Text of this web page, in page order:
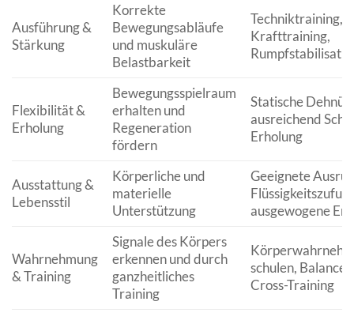
Ausführung &
Stärkung
Korrekte
Bewegungsabläufe
und muskuläre
Belastbarkeit
Techniktraining,
Krafttraining,
Flexibilität &
Erholung
Bewegungsspielraum
erhalten und
Regeneration
fördern
Statische
ausreichend
Erholung
Ausstattung &
Lebensstil
Körperliche und
materielle
Unterstützung
Geeignete
ausgewogene
Wahrnehmung
& Training
Signale des Körpers
erkennen und durch
ganzheitliches
Training
schulen,
Cross-Training